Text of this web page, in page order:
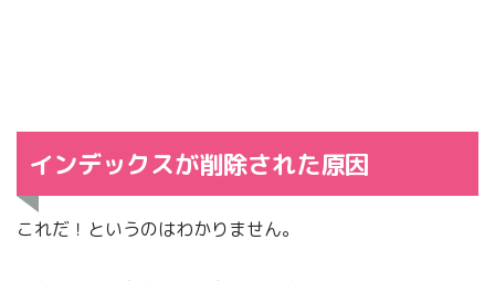
インデックスが削除された原因
これだ！というのはわかりません。